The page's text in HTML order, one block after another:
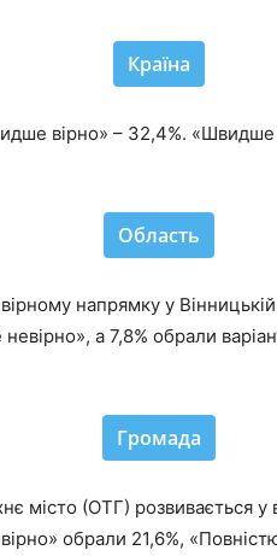
Країна
вірно» – 32,4%. «Швидше
Область
напрямку у
а 7,8% обрали
Громада
місто (ОТГ) розвивається
обрали 21,6%,